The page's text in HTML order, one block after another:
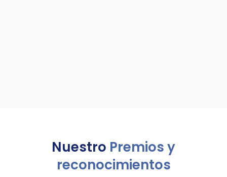
Nuestro Premios y
reconocimientos